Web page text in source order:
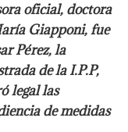
oficial, doctora
Giapponi, fue
Pérez, la
de la I.P.P,
legal las
de medidas